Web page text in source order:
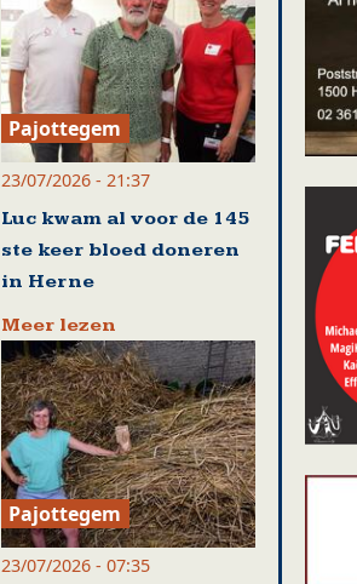
Pajottegem
23/07/2026 - 21:37
Luc kwam al voor de 145
ste keer bloed doneren
in Herne
Meer lezen
Pajottegem
23/07/2026 - 07:35